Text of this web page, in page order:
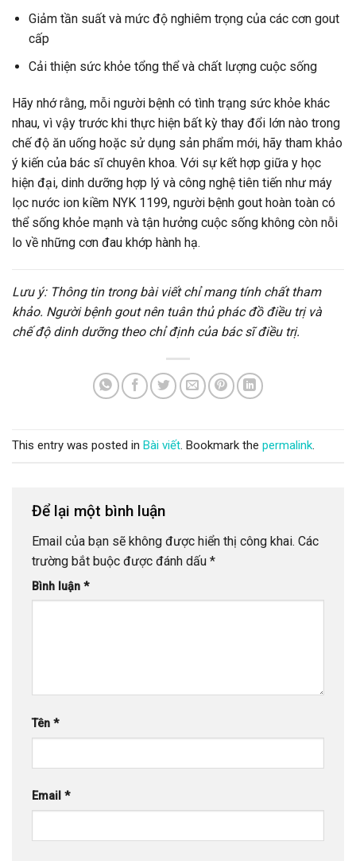
Giảm tần suất và mức độ nghiêm trọng của các cơn gout
cấp
Cải thiện sức khỏe tổng thể và chất lượng cuộc sống
Hãy nhớ rằng, mỗi người bệnh có tình trạng sức khỏe khác
nhau, vì vậy trước khi thực hiện bất kỳ thay đổi lớn nào trong
chế độ ăn uống hoặc sử dụng sản phẩm mới, hãy tham khảo
ý kiến của bác sĩ chuyên khoa. Với sự kết hợp giữa y học
hiện đại, dinh dưỡng hợp lý và công nghệ tiên tiến như máy
lọc nước ion kiềm NYK 1199, người bệnh gout hoàn toàn có
thể sống khỏe mạnh và tận hưởng cuộc sống không còn nỗi
lo về những cơn đau khớp hành hạ.
Lưu ý: Thông tin trong bài viết chỉ mang tính chất tham
khảo. Người bệnh gout nên tuân thủ phác đồ điều trị và
chế độ dinh dưỡng theo chỉ định của bác sĩ điều trị.
This entry was posted in Bài viết. Bookmark the permalink.
Để lại một bình luận
Email của bạn sẽ không được hiển thị công khai. Các
trường bắt buộc được đánh dấu *
Bình luận *
Tên *
Email *